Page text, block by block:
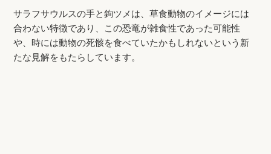
サラフサウルスの手と鉤ツメは、草食動物のイメージには
合わない特徴であり、この恐竜が雑食性であった可能性
や、時には動物の死骸を食べていたかもしれないという新
たな見解をもたらしています。